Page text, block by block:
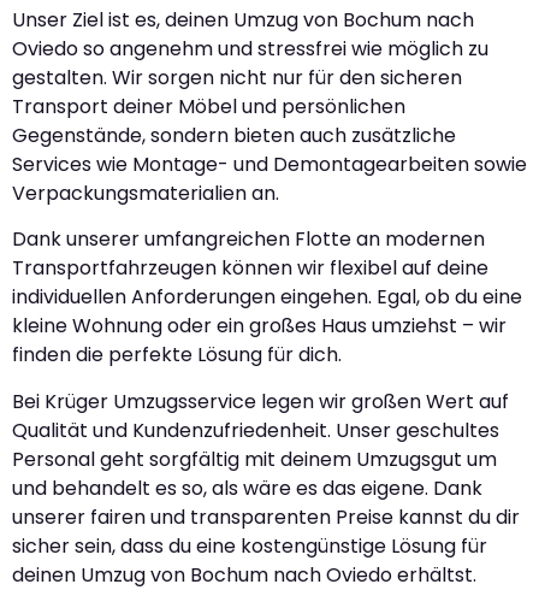
Unser Ziel ist es, deinen Umzug von Bochum nach
Oviedo so angenehm und stressfrei wie möglich zu
gestalten. Wir sorgen nicht nur für den sicheren
Transport deiner Möbel und persönlichen
Gegenstände, sondern bieten auch zusätzliche
Services wie Montage- und Demontagearbeiten sowie
Verpackungsmaterialien an.
Dank unserer umfangreichen Flotte an modernen
Transportfahrzeugen können wir flexibel auf deine
individuellen Anforderungen eingehen. Egal, ob du eine
kleine Wohnung oder ein großes Haus umziehst – wir
finden die perfekte Lösung für dich.
Bei Krüger Umzugsservice legen wir großen Wert auf
Qualität und Kundenzufriedenheit. Unser geschultes
Personal geht sorgfältig mit deinem Umzugsgut um
und behandelt es so, als wäre es das eigene. Dank
unserer fairen und transparenten Preise kannst du dir
sicher sein, dass du eine kostengünstige Lösung für
deinen Umzug von Bochum nach Oviedo erhältst.